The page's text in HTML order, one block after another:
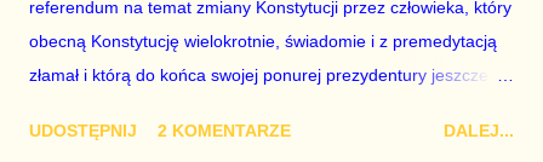
chciało mu przejść przez gardło pochwalenie gospodarczej
sytuacji naszego kraju z lat 2007-2015. Bardzo to małe i
smutne – niegodne premiera polskiego rządu. Generalnie, M...
referendum na temat zmiany Konstytucji przez człowieka, który
obecną Konstytucję wielokrotnie, świadomie i z premedytacją
złamał i którą do końca swojej ponurej prezydentury jeszcze
trwało pół roku, lokal do głosowania znajdował się w
UDOSTĘPNIJ 2 KOMENTARZE DALEJ...